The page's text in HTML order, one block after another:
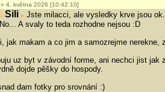
4. května 2026 [10:42:10]
Sili » Jste milacci, ale vysledky krve jsou
No... A svaly to teda rozhodne nejsou :D
jak makam a co jim a samozrejme
uz byt v závodní forme, ani nechci jist
dojde pěšky do hospody.
dam fotky pro srovnání :)